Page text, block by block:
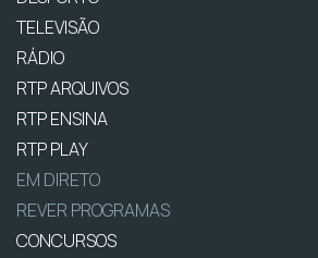
TELEVISÃO
RÁDIO
RTP ARQUIVOS
RTP ENSINA
RTP PLAY
EM DIRETO
REVER PROGRAMAS
CONCURSOS